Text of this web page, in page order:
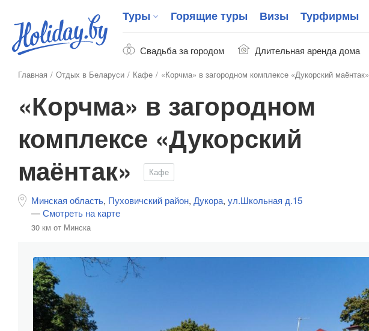
Свадьба за городом Длительная аренда дома
Туры Горящие туры Визы Турфирмы
Главная Отдых в Беларуси Кафе «Корчма» в загородном комплексе «Дукорский маёнтак»
«Корчма» в загородном
комплексе «Дукорский
маёнтак»
Кафе
Минская область, Пуховичский район, Дукора, ул.Школьная д.15
—Смотреть на карте
30 км от Минска